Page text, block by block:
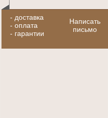
- доставка
- оплата
- гарантии
Написать
письмо